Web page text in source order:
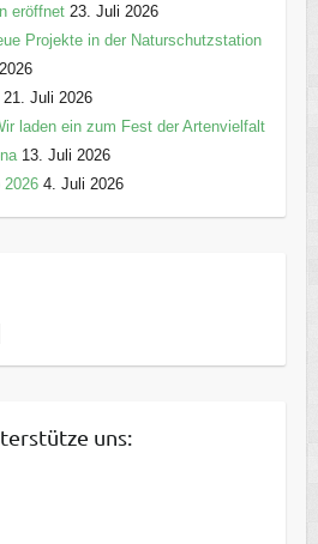
eröffnet 23. Juli 2026
Projekte in der Naturschutzstation
21. Juli 2026
laden ein zum Fest der Artenvielfalt
13. Juli 2026
2026 4. Juli 2026
uns: